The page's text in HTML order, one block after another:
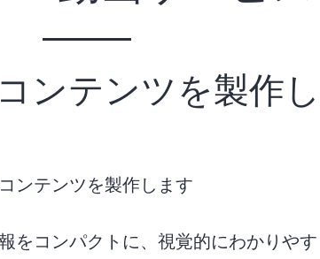
ンテンツを製作
ンテンツを製作します
をコンパクトに、視覚的にわかりや